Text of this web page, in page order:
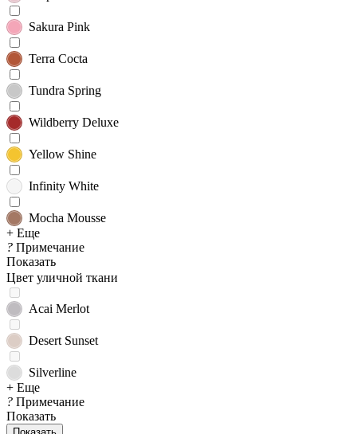
Sakura Pink
Terra Cocta
Tundra Spring
Wildberry Deluxe
Yellow Shine
Infinity White
Mocha Mousse
+ Еще
? Примечание
Показать
Цвет уличной ткани
Acai Merlot
Desert Sunset
Silverline
+ Еще
? Примечание
Показать